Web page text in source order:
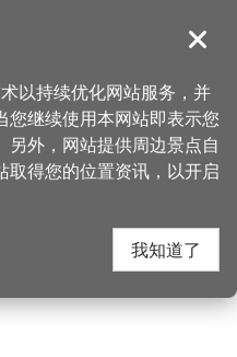
導覽
旅馆
周边店家
关闭
以持续优化网站服务，并
您继续使用本网站即表示您
外，网站提供周边景点自
取得您的位置资讯，以开启
我知道了